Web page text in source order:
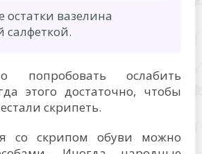
остатки вазелина
салфеткой.
попробовать ослабить
этого достаточно, чтобы
скрипеть.
со скрипом обуви можно